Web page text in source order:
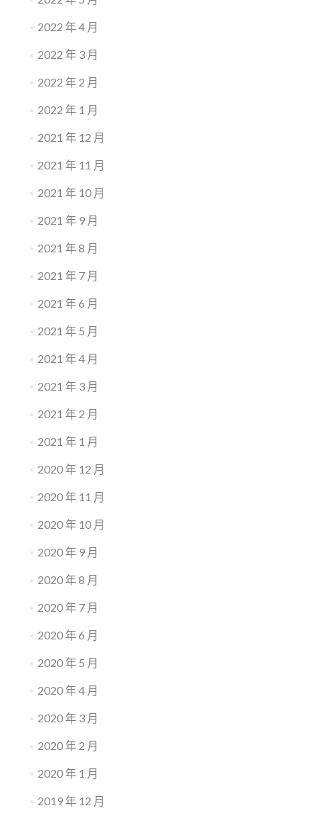
2022 年 4 月
2022 年 3 月
2022 年 2 月
2022 年 1 月
2021 年 12 月
2021 年 11 月
2021 年 10 月
2021 年 9 月
2021 年 8 月
2021 年 7 月
2021 年 6 月
2021 年 5 月
2021 年 4 月
2021 年 3 月
2021 年 2 月
2021 年 1 月
2020 年 12 月
2020 年 11 月
2020 年 10 月
2020 年 9 月
2020 年 8 月
2020 年 7 月
2020 年 6 月
2020 年 5 月
2020 年 4 月
2020 年 3 月
2020 年 2 月
2020 年 1 月
2019 年 12 月